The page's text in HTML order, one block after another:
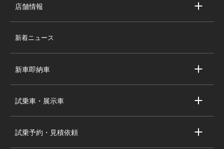
店舗情報
スタッフ紹介
新着ニュース
新車即納車
シボレー新車即納車
試乗車・展示車
シボレー試乗車・展示車
試乗予約・見積依頼